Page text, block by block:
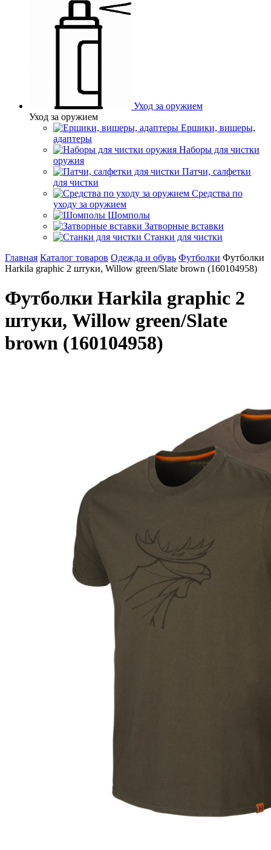
Уход за оружием
Уход за оружием
Ершики, вишеры,
адаптеры
Наборы для чистки
оружия
Патчи, салфетки
для чистки
Средства по
уходу за оружием
Шомполы
Затворные вставки
Станки для чистки
Главная Каталог товаров Одежда и обувь Футболки Футболки
Harkila graphic 2 штуки, Willow green/Slate brown (160104958)
Футболки Harkila graphic 2
штуки, Willow green/Slate
brown (160104958)